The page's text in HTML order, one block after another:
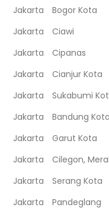
Jakarta
Bogor Kota
Jakarta
Ciawi
Jakarta
Cipanas
Jakarta
Cianjur Kota
Jakarta
Sukabumi
Jakarta
Bandung Kota
Jakarta
Garut Kota
Jakarta
Cilegon,
Jakarta
Serang Kota
Jakarta
Pandeglang